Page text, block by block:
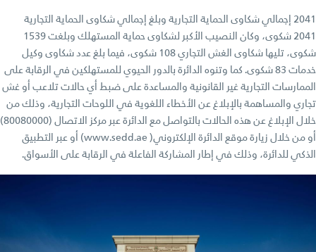
2041 إجمالي شكاوى الحماية التجارية وبلغ إجمالي شكاوى الحماية التجارية
2041 شكوى، وكان النصيب الأكبر لشكاوى حماية المستهلك وبلغت 1539
شكوى، تليها شكاوى الغش التجاري 108 شكوى، فيما بلغ عدد شكاوى وكيل
خدمات 83 شكوى. كما وتنوه الدائرة بالدور الحيوي للمستهلكين في الرقابة على
الممارسات التجارية غير القانونية والمساعدة على ضبط أي حالات تلاعب أو غش
تجاري والمساهمة بالإبلاغ عن الأخطاء اللغوية في اللوحات التجارية، وذلك من
خلال الإبلاغ عن هذه الحالات بالتواصل مع الدائرة عبر مركز الاتصال (80080000)
أو من خلال زيارة موقع الدائرة الإلكتروني( www.sedd.ae) أو عبر التطبيق
الذكي للدائرة، وذلك في إطار المشاركة الفاعلة في الرقابة على الأسواق.